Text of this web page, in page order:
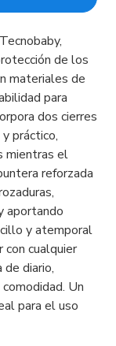
de los
materiales de
para
dos cierres
práctico,
mientras el
reforzada
aportando
y atemporal
con cualquier
diario,
Un
para el uso